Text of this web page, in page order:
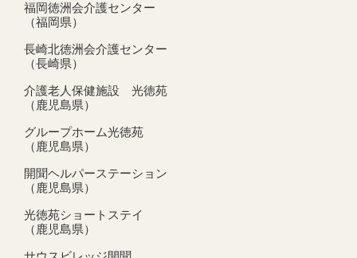
福岡徳洲会介護センター
（福岡県）
長崎北徳洲会介護センター
（長崎県）
介護老人保健施設 光徳苑
（鹿児島県）
グループホーム光徳苑
（鹿児島県）
開聞ヘルパーステーション
（鹿児島県）
光徳苑ショートステイ
（鹿児島県）